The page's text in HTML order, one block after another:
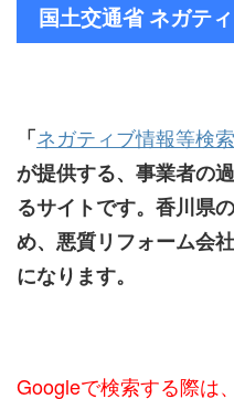
国土交通省 ネガテ
「ネガティブ情報等検
が提供する、事業者の
るサイトです。香川県
め、悪質リフォーム会
になります。
Googleで検索する際